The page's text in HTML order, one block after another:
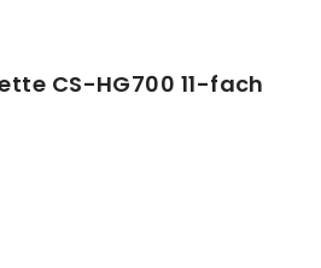
CS-HG700 11-fach